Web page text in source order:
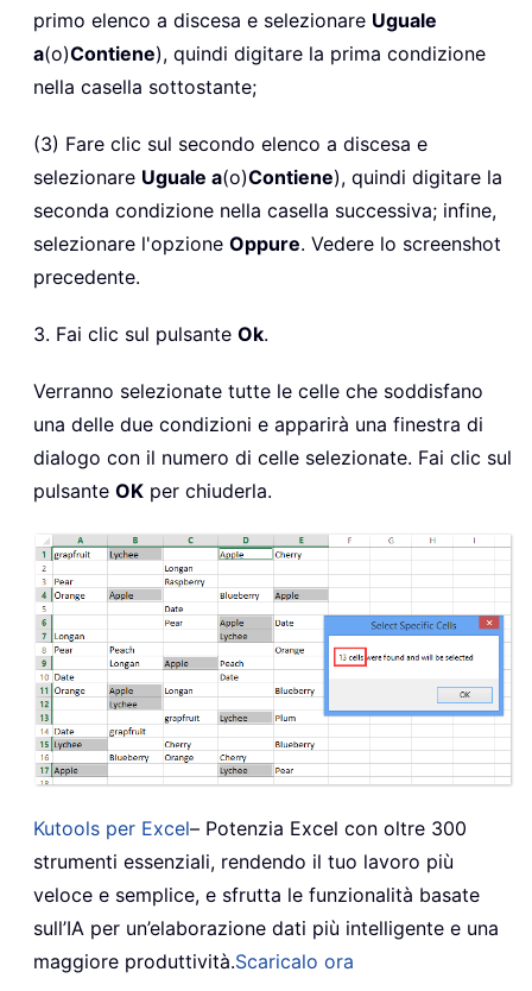
primo elenco a discesa e selezionare Uguale
a(o)Contiene), quindi digitare la prima condizione
nella casella sottostante;
(3) Fare clic sul secondo elenco a discesa e
selezionare Uguale a(o)Contiene), quindi digitare la
seconda condizione nella casella successiva; infine,
selezionare l'opzione Oppure. Vedere lo screenshot
precedente.
3. Fai clic sul pulsante Ok.
Verranno selezionate tutte le celle che soddisfano
una delle due condizioni e apparirà una finestra di
dialogo con il numero di celle selezionate. Fai clic sul
pulsante OK per chiuderla.
Kutools per Excel– Potenzia Excel con oltre 300
strumenti essenziali, rendendo il tuo lavoro più
veloce e semplice, e sfrutta le funzionalità basate
sull’IA per un’elaborazione dati più intelligente e una
maggiore produttività.Scaricalo ora